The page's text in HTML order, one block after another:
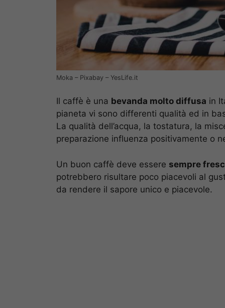
Moka – Pixabay – YesLife.it
Il caffè è una bevanda molto diffusa in
pianeta vi sono differenti qualità ed in
La qualità dell’acqua, la tostatura, la
preparazione influenza positivamente o
Un buon caffè deve essere sempre
potrebbero risultare poco piacevoli al
da rendere il sapore unico e piacevole.